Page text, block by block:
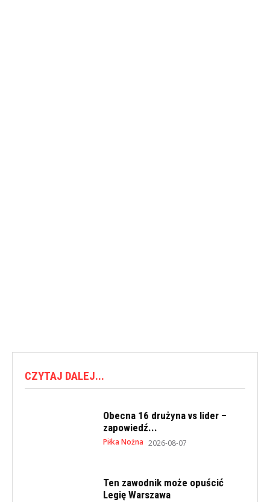
CZYTAJ DALEJ...
Obecna 16 drużyna vs lider –
zapowiedź...
Piłka Nożna 2026-08-07
Ten zawodnik może opuścić
Legię Warszawa